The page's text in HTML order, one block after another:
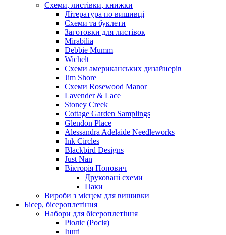
Схеми, листівки, книжки
Література по вишивці
Схеми та буклети
Заготовки для листівок
Mirabilia
Debbie Mumm
Wichelt
Схеми американських дизайнерів
Jim Shore
Cхеми Rosewood Manor
Lavender & Lace
Stoney Creek
Cottage Garden Samplings
Glendon Place
Alessandra Adelaide Needleworks
Ink Circles
Blackbird Designs
Just Nan
Вікторія Попович
Друковані схеми
Паки
Вироби з місцем для вишивки
Бісер, бісероплетіння
Набори для бісероплетіння
Ріоліс (Росія)
Інші